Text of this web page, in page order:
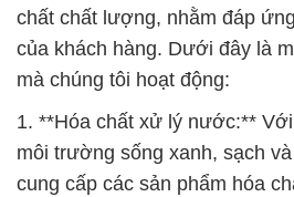
chất chất lượng, nhằm đáp
của khách hàng. Dưới đây là
mà chúng tôi hoạt động:
1. **Hóa chất xử lý nước:**
môi trường sống xanh, sạch
cung cấp các sản phẩm hóa